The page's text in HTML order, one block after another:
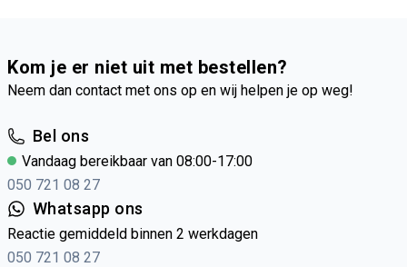
Kom je er niet uit met bestellen?
Neem dan contact met ons op en wij helpen je op weg!
Bel ons
Vandaag bereikbaar van 08:00-17:00
050 721 08 27
Whatsapp ons
Reactie gemiddeld binnen 2 werkdagen
050 721 08 27